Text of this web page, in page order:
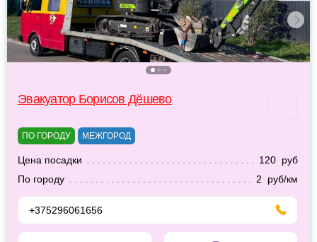
Эвакуатор Борисов Дёшево
ПО ГОРОДУ МЕЖГОРОД
Цена посадки
120 руб
По городу
2 руб/км
+375296061656